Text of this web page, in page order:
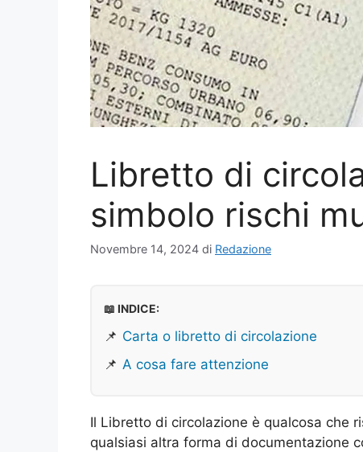
Libretto di
simbolo rischi
Novembre 14, 2024 di Redazione
📖 INDICE:
📌 Carta o libretto di circolazione
📌 A cosa fare attenzione
Il Libretto di circolazione è qualcosa che
qualsiasi altra forma di documentazione